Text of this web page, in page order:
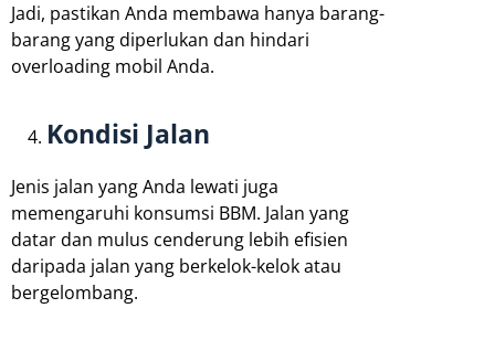
Jadi, pastikan Anda membawa hanya barang-
barang yang diperlukan dan hindari
overloading mobil Anda.
Kondisi Jalan
Jenis jalan yang Anda lewati juga
memengaruhi konsumsi BBM. Jalan yang
datar dan mulus cenderung lebih efisien
daripada jalan yang berkelok-kelok atau
bergelombang.